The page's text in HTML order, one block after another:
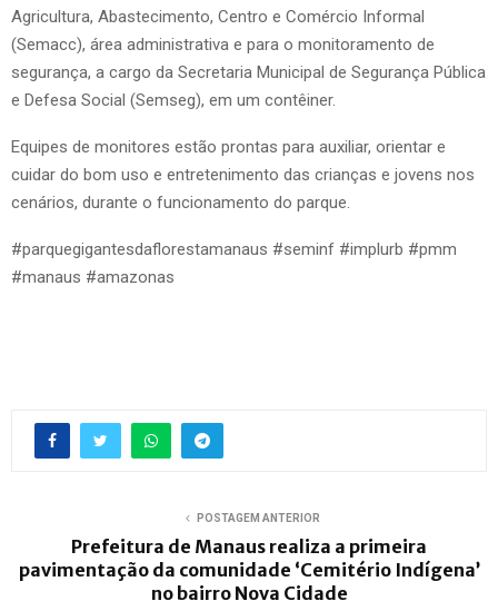
Agricultura, Abastecimento, Centro e Comércio Informal
(Semacc), área administrativa e para o monitoramento de
segurança, a cargo da Secretaria Municipal de Segurança Pública
e Defesa Social (Semseg), em um contêiner.
Equipes de monitores estão prontas para auxiliar, orientar e
cuidar do bom uso e entretenimento das crianças e jovens nos
cenários, durante o funcionamento do parque.
#parquegigantesdaflorestamanaus #seminf #implurb #pmm
#manaus #amazonas
POSTAGEM ANTERIOR
Prefeitura de Manaus realiza a primeira
pavimentação da comunidade ‘Cemitério Indígena’
no bairro Nova Cidade